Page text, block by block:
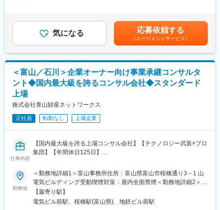
定から現場における商品・サービスのマーケティングに至るまで
企業の経営全般を支援しております。
「First Call Company 100年先も一番に選ばれる会社」をクライア
ント企業とともに目指しております。
・事業承継は「経営の承継」と自社株を含めた「財産の承継」の2
つの側面があるため、株価の問題だけではなく、後継者問題や財
産分割等の課題を解決する必要があります。
ていく必要があります。
・最近では、財産領域の支援にとどまらず、一族と事業が共に支
え合う関係を維持していくために必要な事項を整理するサービス
供しています。
■業務詳細（業務の流れ）：
・お客様との打ち合わせ・問題点のヒアリングなど
・現状分析作業、現状分析結果に基づく課題の整理
・打合せ資料の作成 、お客様との打ち合わせ
・各種対策の実行支援
・各種専門家（弁護士・司法書士など）との連携
・その他、セミナーや勉強会・書籍の企画と実行
賞与年1回賃金はあくまでも目安の金額であり、選考を通じて上下
する可能性があります。月給(月額)は固定手当を含めた表記です。
気になる 応募依頼する
（エージェントサービス）
＜富山／石川＞企業オーナー向け事業承継コンサルタ
ント◆国内最大級を誇るコンサル会社◆スタンダード
上場
株式会社青山財産ネットワークス
正社員 転勤なし 上場企業
仕事内容
【国内最大級を誇る上場コンサル会社】【テクノロジー武装×プロ
集団】【年間休日125日】
■募集背景：
・当社拠点戦略施策を推進するにあたり、北陸拠点の稼働を本格
化するため、新たに1名の採用を開始いたします。
■業務内容：
勤務地
＜勤務地詳細1＞富山事務所住所：富山県富山市桜橋通り3－1 山
電気ビルディング受動喫煙対策：屋内全面禁煙＜勤務地詳細2＞金
沢事務所（場所未定）住所：石川県 受動喫煙対策：屋内全面禁煙
変更の範囲：無
【最寄り駅】
電気ビル前駅、桜橋駅(富山県)、地鉄ビル前駅